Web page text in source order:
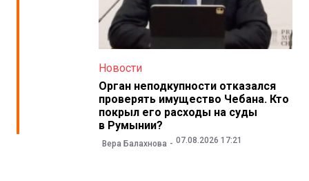
Новости
Орган неподкупности отказался
проверять имущество Чебана. Кто
покрыл его расходы на суды
в Румынии?
Вера Балахнова 07.08.2026 17:21